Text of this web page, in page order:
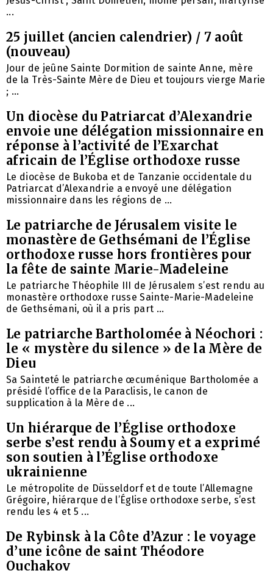
...
25 juillet (ancien calendrier) / 7 août
(nouveau)
Jour de jeûne Sainte Dormition de sainte Anne, mère
de la Très-Sainte Mère de Dieu et toujours vierge Marie
; ...
Un diocèse du Patriarcat d’Alexandrie
envoie une délégation missionnaire en
réponse à l’activité de l’Exarchat
africain de l’Église orthodoxe russe
Le diocèse de Bukoba et de Tanzanie occidentale du
Patriarcat d’Alexandrie a envoyé une délégation
missionnaire dans les régions de ...
Le patriarche de Jérusalem visite le
monastère de Gethsémani de l’Église
orthodoxe russe hors frontières pour
la fête de sainte Marie-Madeleine
Le patriarche Théophile III de Jérusalem s’est rendu au
monastère orthodoxe russe Sainte-Marie-Madeleine
de Gethsémani, où il a pris part ...
Le patriarche Bartholomée à Néochori :
le « mystère du silence » de la Mère de
Dieu
Sa Sainteté le patriarche œcuménique Bartholomée a
présidé l’office de la Paraclisis, le canon de
supplication à la Mère de ...
Un hiérarque de l’Église orthodoxe
serbe s’est rendu à Soumy et a exprimé
son soutien à l’Église orthodoxe
ukrainienne
Le métropolite de Düsseldorf et de toute l’Allemagne
Grégoire, hiérarque de l’Église orthodoxe serbe, s’est
rendu les 4 et 5 ...
De Rybinsk à la Côte d’Azur : le voyage
d’une icône de saint Théodore
Ouchakov